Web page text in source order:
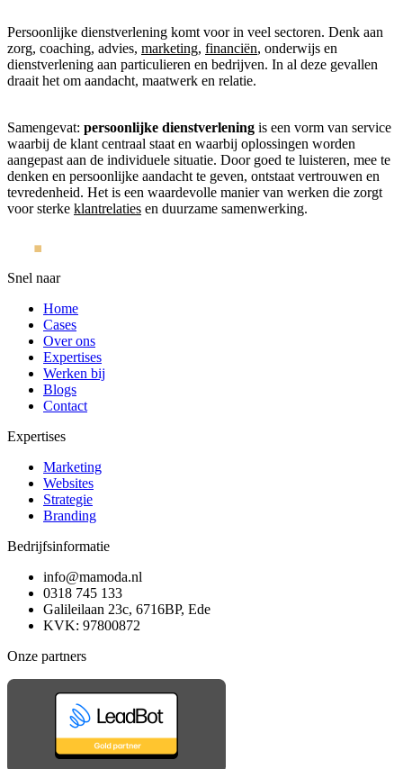
Persoonlijke dienstverlening komt voor in veel sectoren. Denk aan
zorg, coaching, advies, marketing, financiën, onderwijs en
dienstverlening aan particulieren en bedrijven. In al deze gevallen
draait het om aandacht, maatwerk en relatie.
Samengevat: persoonlijke dienstverlening is een vorm van service
waarbij de klant centraal staat en waarbij oplossingen worden
aangepast aan de individuele situatie. Door goed te luisteren, mee te
denken en persoonlijke aandacht te geven, ontstaat vertrouwen en
tevredenheid. Het is een waardevolle manier van werken die zorgt
voor sterke klantrelaties en duurzame samenwerking.
Snel naar
Home
Cases
Over ons
Expertises
Werken bij
Blogs
Contact
Expertises
Marketing
Websites
Strategie
Branding
Bedrijfsinformatie
info@mamoda.nl
0318 745 133
Galileilaan 23c, 6716BP, Ede
KVK: 97800872
Onze partners